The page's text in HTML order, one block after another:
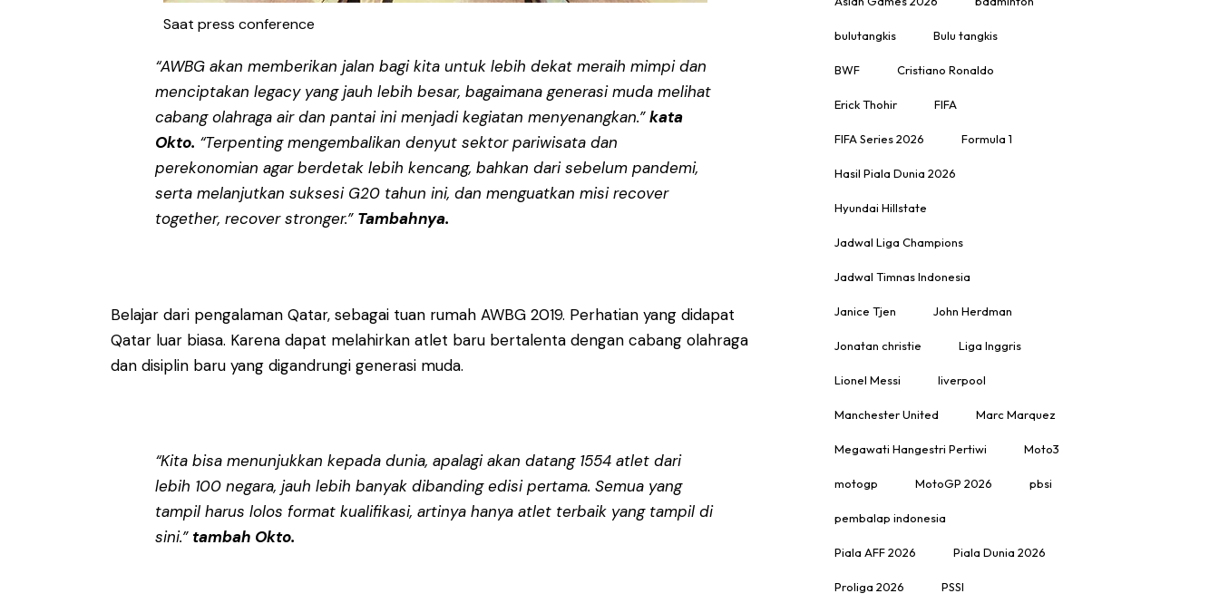
Saat press conference
“AWBG akan memberikan jalan bagi kita untuk lebih dekat meraih mimpi dan
menciptakan legacy yang jauh lebih besar, bagaimana generasi muda melihat
cabang olahraga air dan pantai ini menjadi kegiatan menyenangkan.”kata
Okto. “Terpenting mengembalikan denyut sektor pariwisata dan
perekonomian agar berdetak lebih kencang, bahkan dari sebelum pandemi,
serta melanjutkan suksesi G20 tahun ini, dan menguatkan misi recover
together, recover stronger.” Tambahnya.
Belajar dari pengalaman Qatar, sebagai tuan rumah AWBG 2019. Perhatian yang didapat
Qatar luar biasa. Karena dapat melahirkan atlet baru bertalenta dengan cabang olahraga
dan disiplin baru yang digandrungi generasi muda.
“Kita bisa menunjukkan kepada dunia, apalagi akan datang 1554 atlet dari
lebih 100 negara, jauh lebih banyak dibanding edisi pertama. Semua yang
tampil harus lolos format kualifikasi, artinya hanya atlet terbaik yang tampil di
sini.” tambah Okto.
bulutangkis Bulu tangkis
BWF Cristiano Ronaldo
Erick Thohir FIFA
FIFA Series 2026 Formula 1
Hasil Piala Dunia 2026
Hyundai Hillstate
Jadwal Liga Champions
Jadwal Timnas Indonesia
Janice Tjen John Herdman
Jonatan christie Liga Inggris
Lionel Messi liverpool
Manchester United Marc Marquez
Megawati Hangestri Pertiwi Moto3
motogp MotoGP 2026 pbsi
pembalap indonesia
Piala AFF 2026 Piala Dunia 2026
Proliga 2026 PSSI